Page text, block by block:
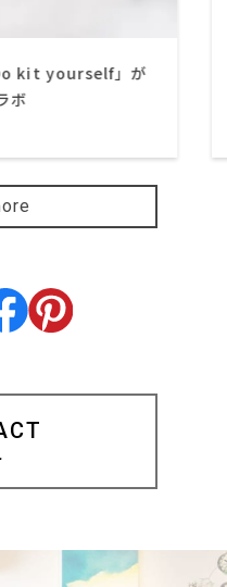
kit yourself」が
ボ